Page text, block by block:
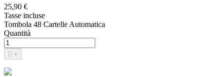
25,90 €
Tasse incluse
Tombola 48 Cartelle Automatica
Quantità
 +